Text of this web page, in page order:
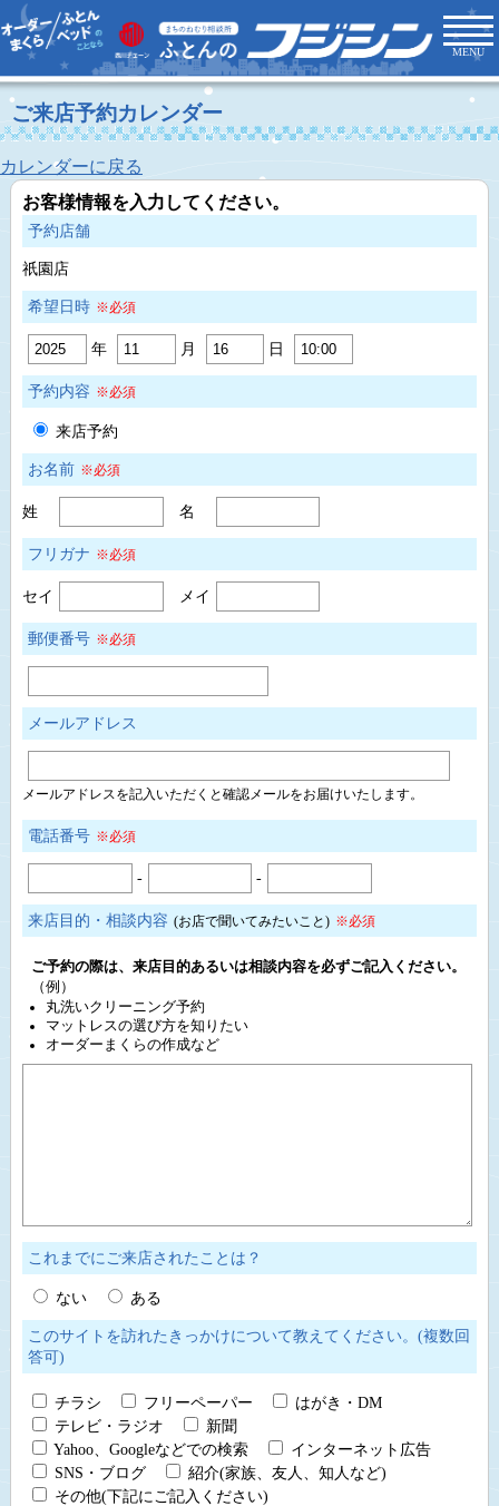
MENU
ご来店予約カレンダー
カレンダーに戻る
お客様情報を入力してください。
予約店舗
祇園店
希望日時 ※必須
年 月 日
予約内容 ※必須
来店予約
お名前 ※必須
姓 名
フリガナ ※必須
セイ メイ
郵便番号 ※必須
メールアドレス
メールアドレスを記入いただくと確認メールをお届けいたします。
電話番号 ※必須
- -
来店目的・相談内容 (お店で聞いてみたいこと) ※必須
ご予約の際は、来店目的あるいは相談内容を必ずご記入ください。
（例）
丸洗いクリーニング予約
マットレスの選び方を知りたい
オーダーまくらの作成など
これまでにご来店されたことは？
ない ある
このサイトを訪れたきっかけについて教えてください。(複数回
答可)
チラシ フリーペーパー
はがき・DM
テレビ・ラジオ
新聞
Yahoo、Googleなどでの検索
インターネット広告
SNS・ブログ
紹介(家族、友人、知人など)
その他(下記にご記入ください)